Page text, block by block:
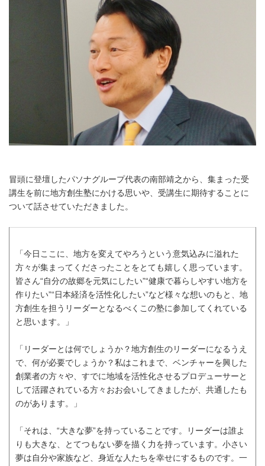
冒頭に登壇したパソナグループ代表の南部靖之から、集まった受
講生を前に地方創生塾にかける思いや、受講生に期待することに
ついて話させていただきました。
「今日ここに、地方を変えてやろうという意気込みに溢れた
方々が集まってくださったことをとても嬉しく思っています。
皆さん“自分の故郷を元気にしたい”“健康で暮らしやすい地方を
作りたい”“日本経済を活性化したい”など様々な想いのもと、地
方創生を担うリーダーとなるべくこの塾に参加してくれている
と思います。」
「リーダーとは何でしょうか？地方創生のリーダーになるうえ
で、何が必要でしょうか？私はこれまで、ベンチャーを興した
創業者の方々や、すでに地域を活性化させるプロデューサーと
して活躍されている方々おお会いしてきましたが、共通したも
のがあります。」
「それは、“大きな夢”を持っていることです。リーダーは誰よ
りも大きな、とてつもない夢を描く力を持っています。小さい
夢は自分や家族など、身近な人たちを幸せにするものです。一